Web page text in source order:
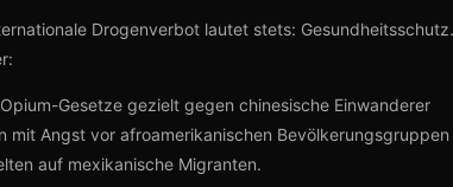
Drogenverbot lautet stets: Gesundheitsschutz.
Gesetze gezielt gegen chinesische Einwanderer
mit Angst vor afroamerikanischen Bevölkerungsgruppen
auf mexikanische Migranten.